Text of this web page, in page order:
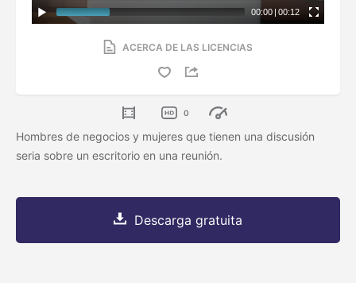
00:00 | 00:12
ACERCA DE LAS LICENCIAS
0
Hombres de negocios y mujeres que tienen una discusión
seria sobre un escritorio en una reunión.
Descarga gratuita